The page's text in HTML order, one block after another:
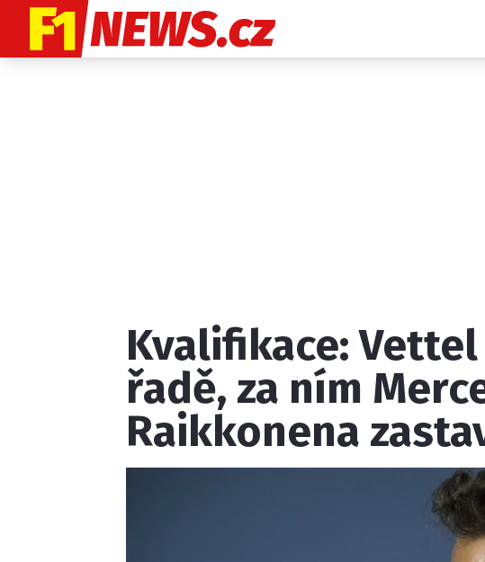
Provozovatelem serveru
Kvalifikace:
řadě, za ním
Raikkonena